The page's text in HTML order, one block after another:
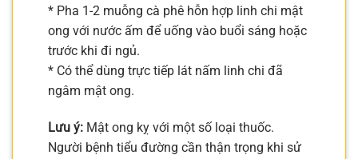
* Pha 1-2 muỗng cà phê hỗn hợp linh chi mật
ong với nước ấm để uống vào buổi sáng hoặc
trước khi đi ngủ.
* Có thể dùng trực tiếp lát nấm linh chi đã
ngâm mật ong.
Lưu ý: Mật ong kỵ với một số loại thuốc.
Người bệnh tiểu đường cần thận trọng khi sử